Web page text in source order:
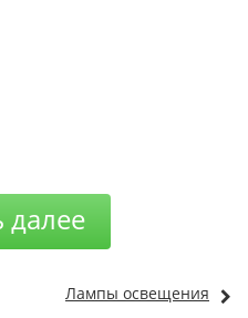
далее
Лампы освещения